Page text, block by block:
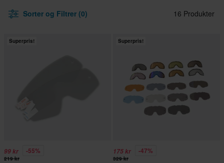
Sorter og Filtrer (0) 16 Produkter
Superpris!
99 kr -55%
219 kr
Superpris!
175 kr -47%
329 kr